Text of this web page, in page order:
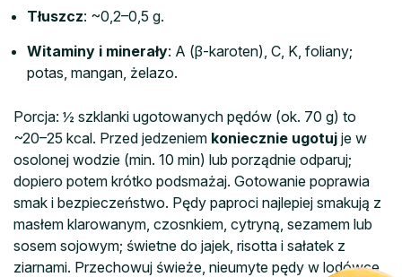
Tłuszcz: ~0,2–0,5 g.
Witaminy i minerały: A (β-karoten), C, K, foliany;
potas, mangan, żelazo.
Porcja: ½ szklanki ugotowanych pędów (ok. 70 g) to
~20–25 kcal. Przed jedzeniem koniecznie ugotuj je w
osolonej wodzie (min. 10 min) lub porządnie odparuj;
dopiero potem krótko podsmażaj. Gotowanie poprawia
smak i bezpieczeństwo. Pędy paproci najlepiej smakują z
masłem klarowanym, czosnkiem, cytryną, sezamem lub
sosem sojowym; świetne do jajek, risotta i sałatek z
ziarnami. Przechowuj świeże, nieumyte pędy w lodówce,